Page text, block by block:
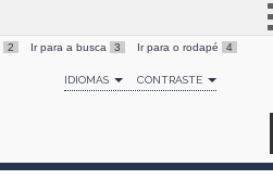
Simplifique!
Comunica BR
2 Ir para a busca 3 Ir para o rodapé 4
IDIOMAS CONTRASTE